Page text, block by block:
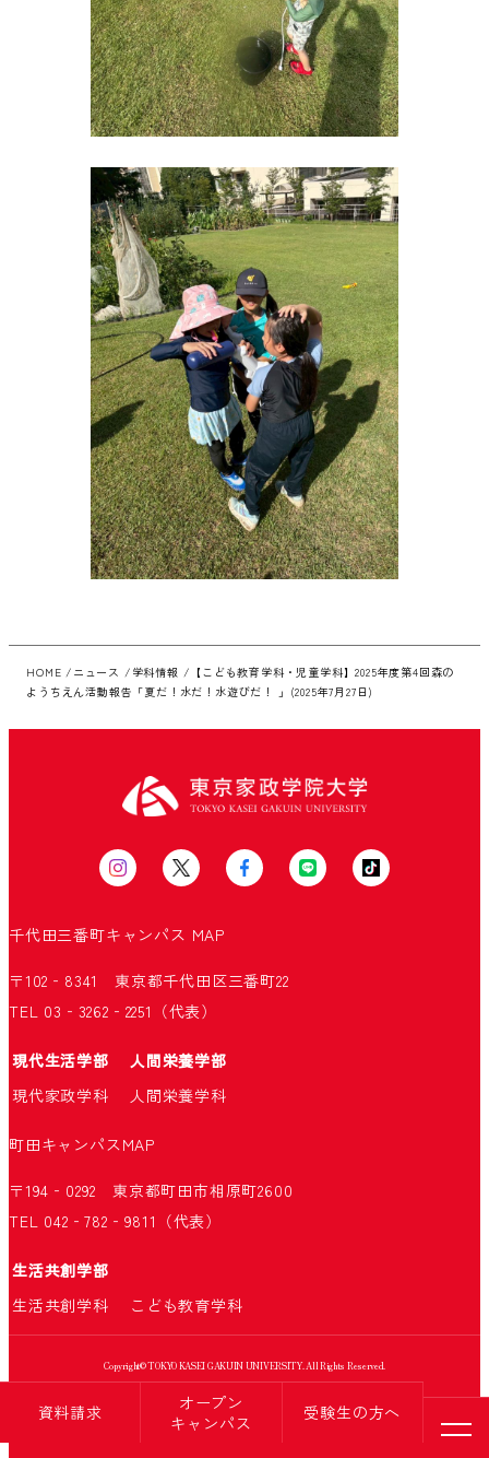
資料請求
オープン
キャンパス
受験生の方へ
メニ
HOME ニュース 学科情報
【こども教育学科・児童学科】2025年度第4回森の
ようちえん活動報告「夏だ！水だ！水遊びだ！ 」(2025年7月27日)
千代田三番町キャンパス MAP
〒102‐8341 東京都千代田区三番町22
TEL 03‐3262‐2251（代表）
現代生活学部
人間栄養学部
現代家政学科
人間栄養学科
町田キャンパスMAP
〒194‐0292 東京都町田市相原町2600
TEL 042‐782‐9811（代表）
生活共創学部
生活共創学科
こども教育学科
Copyright© TOKYO KASEI GAKUIN UNIVERSITY. All Rights Reserved.